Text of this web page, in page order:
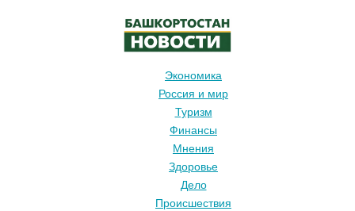
Экономика
Россия и мир
Туризм
Финансы
Мнения
Здоровье
Дело
Происшествия